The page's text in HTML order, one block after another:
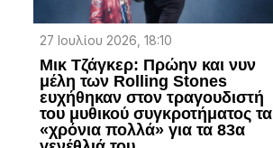
27 Ιουλίου 2026, 18:10
Μικ Τζάγκερ: Πρώην και νυν
μέλη των Rolling Stones
ευχήθηκαν στον τραγουδιστή
του μυθικού συγκροτήματος τα
«χρόνια πολλά» για τα 83α